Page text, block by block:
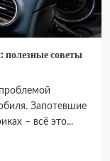
полезные советы
Запотевшие
– всё это...